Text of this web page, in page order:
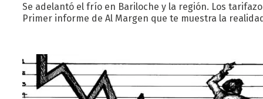
Se adelantó el frío en Bariloche y la región. Los
Primer informe de Al Margen que te muestra la